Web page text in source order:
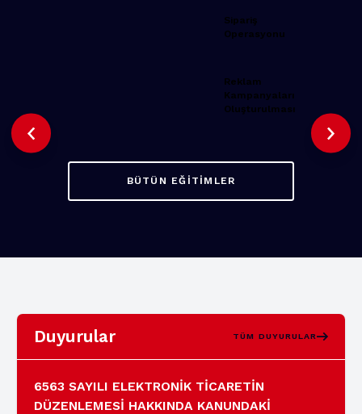
Sipariş
Operasyonu
Reklam
Kampanyaları
Oluşturulması
BÜTÜN EĞITIMLER
Duyurular TÜM DUYURULAR
6563 SAYILI ELEKTRONİK TİCARETİN
DÜZENLEMESİ HAKKINDA KANUNDAKİ